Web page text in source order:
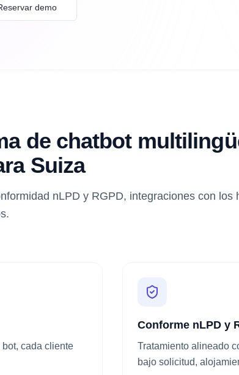
demo
de chatbot
Suiza
nLPD y RGPD, integraciones con los
cada cliente
Conforme nLPD y
Tratamiento alineado
bajo solicitud,